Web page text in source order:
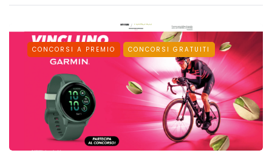
CONCORSI A PREMIO CONCORSI GRATUITI